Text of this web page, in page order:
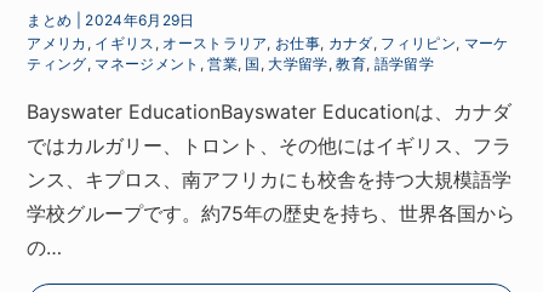
まとめ
2024年6月29日
アメリカ , イギリス , オーストラリア, お仕事, カナダ, フィリピン, マーケ
ティング, マネージメント ,営業, 国 ,大学留学,教育, 語学留学
Bayswater EducationBayswater Educationは、カナダ
ではカルガリー、トロント、その他にはイギリス、フラ
ンス、キプロス、南アフリカにも校舎を持つ大規模語学
学校グループです。約75年の歴史を持ち、世界各国から
の…